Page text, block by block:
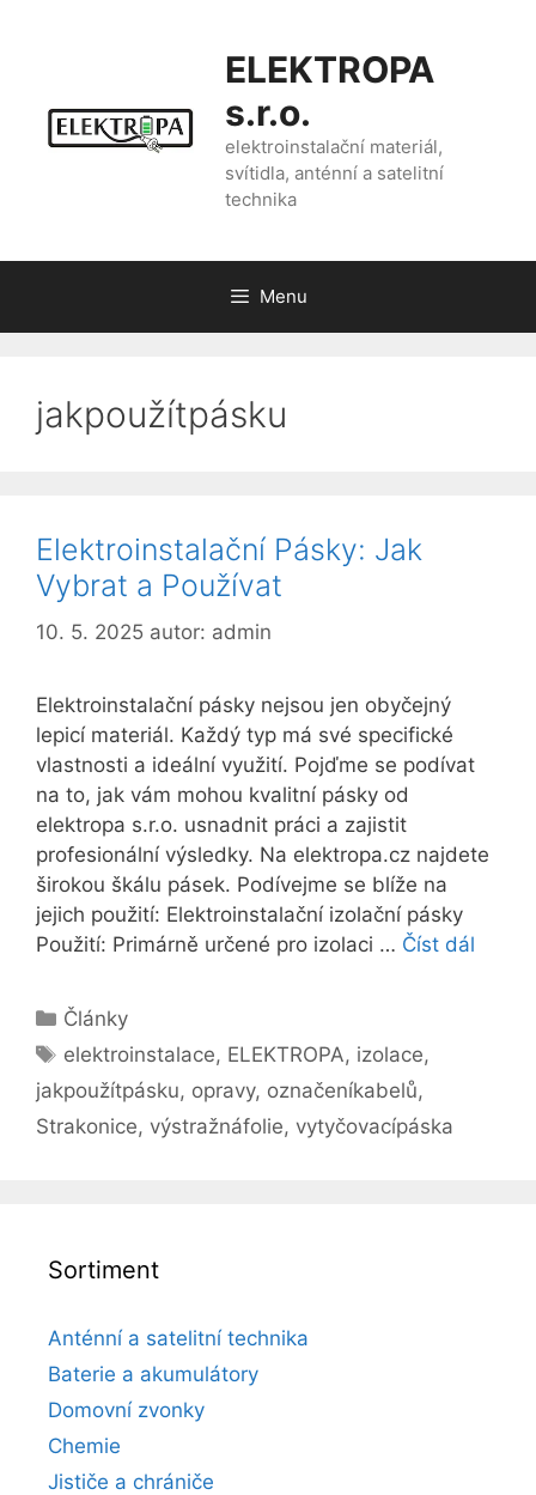
ELEKTROPA
s.r.o.
elektroinstalační materiál,
svítidla, anténní a satelitní
technika
Menu
jakpoužítpásku
Elektroinstalační Pásky: Jak
Vybrat a Používat
10. 5. 2025 autor: admin
Elektroinstalační pásky nejsou jen obyčejný
lepicí materiál. Každý typ má své specifické
vlastnosti a ideální využití. Pojďme se podívat
na to, jak vám mohou kvalitní pásky od
elektropa s.r.o. usnadnit práci a zajistit
profesionální výsledky. Na elektropa.cz najdete
širokou škálu pásek. Podívejme se blíže na
jejich použití: Elektroinstalační izolační pásky
Použití: Primárně určené pro izolaci … Číst dál
Rubriky
Články
Štítky
elektroinstalace, ELEKTROPA, izolace,
jakpoužítpásku, opravy, označeníkabelů,
Strakonice, výstražnáfolie, vytyčovacípáska
Sortiment
Anténní a satelitní technika
Baterie a akumulátory
Domovní zvonky
Chemie
Jističe a chrániče